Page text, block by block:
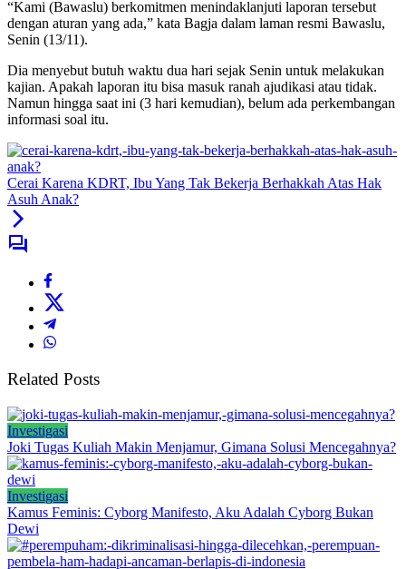
“Kami (Bawaslu) berkomitmen menindaklanjuti laporan tersebut
dengan aturan yang ada,” kata Bagja dalam laman resmi Bawaslu,
Senin (13/11).
Dia menyebut butuh waktu dua hari sejak Senin untuk melakukan
kajian. Apakah laporan itu bisa masuk ranah ajudikasi atau tidak.
Namun hingga saat ini (3 hari kemudian), belum ada perkembangan
informasi soal itu.
Cerai Karena KDRT, Ibu Yang Tak Bekerja Berhakkah Atas Hak
Asuh Anak?
Related Posts
Investigasi
Joki Tugas Kuliah Makin Menjamur, Gimana Solusi Mencegahnya?
Investigasi
Kamus Feminis: Cyborg Manifesto, Aku Adalah Cyborg Bukan
Dewi